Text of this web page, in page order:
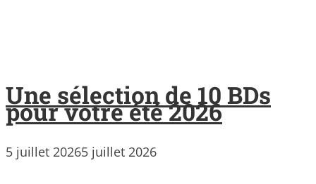
Une sélection de 10 BDs
pour votre été 2026
5 juillet 20265 juillet 2026